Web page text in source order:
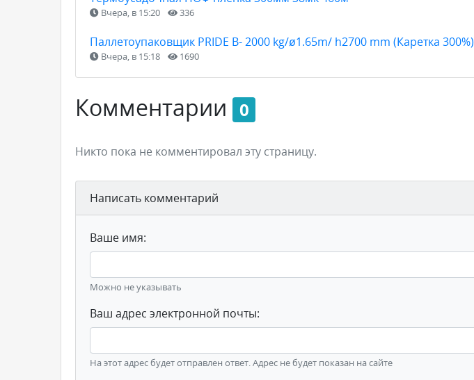
Вчера, в 15:20 336
Паллетоупаковщик PRIDE В- 2000 kg/ø1.65m/ h2700 mm (Каретка 300%)
Вчера, в 15:18 1690
Комментарии 0
Никто пока не комментировал эту страницу.
Написать комментарий
Ваше имя:
Можно не указывать
Ваш адрес электронной почты:
На этот адрес будет отправлен ответ. Адрес не будет показан на сайте